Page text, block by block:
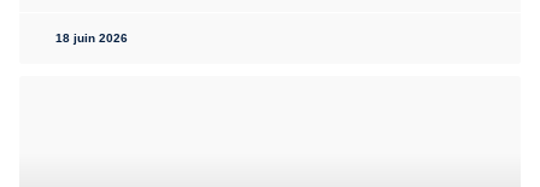
18 juin 2026